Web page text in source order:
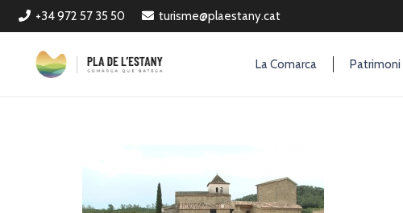
+34 972 57 35 50 turisme@plaestany.cat
La Comarca Patrimoni